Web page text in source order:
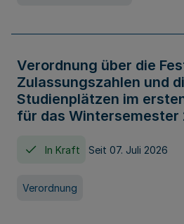
Verordnung über die
Zulassungszahlen und
Studienplätzen im
für das Wintersemester
In Kraft Seit 07. Juli 2026
Verordnung